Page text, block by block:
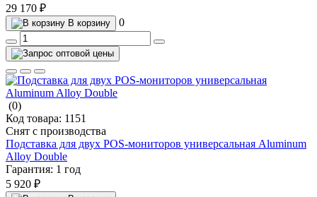
29 170 ₽
В корзину 0
(0)
Код товара: 1151
Снят с производства
Подставка для двух POS-мониторов универсальная Aluminum
Alloy Double
Гарантия: 1 год
5 920 ₽